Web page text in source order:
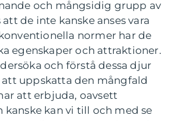
och mångsidig grupp av
de inte kanske anses vara
normer har de
egenskaper och attraktioner.
och förstå dessa djur
att uppskatta den mångfald
att erbjuda, oavsett
kanske kan vi till och med se